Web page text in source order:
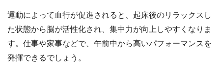
運動によって血行が促進されると、起床後のリラックスし
た状態から脳が活性化され、集中力が向上しやすくなりま
す。仕事や家事などで、午前中から高いパフォーマンスを
発揮できるでしょう。